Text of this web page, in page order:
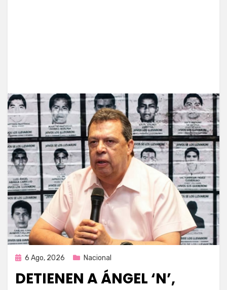
Publicada
6 Ago, 2026 Nacional
DETIENEN A ÁNGEL ‘N’,